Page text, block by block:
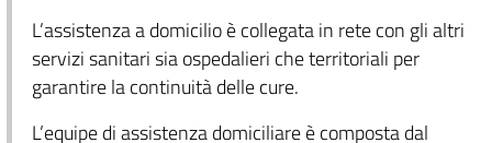
L’assistenza a domicilio è collegata in rete con gli altri
servizi sanitari sia ospedalieri che territoriali per
garantire la continuità delle cure.
L’equipe di assistenza domiciliare è composta dal